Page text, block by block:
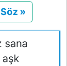
»
sana